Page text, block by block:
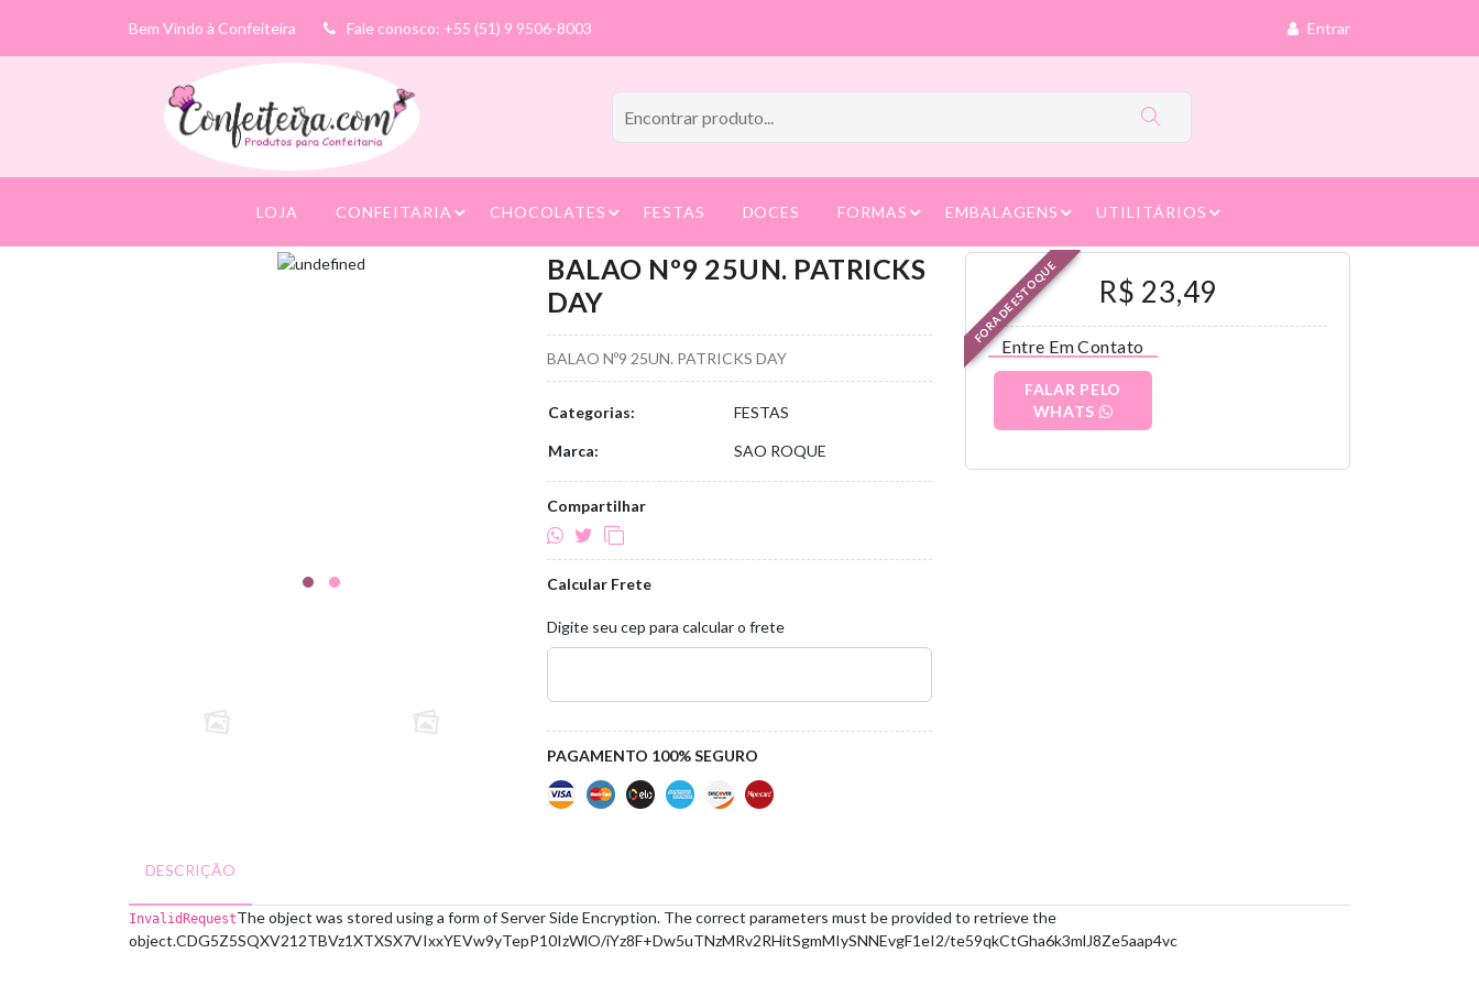
Bem Vindo à Confeiteira Fale conosco: +55 (51) 9 9506-8003 Entrar
LOJA CONFEITARIA CHOCOLATES FESTAS DOCES FORMAS EMBALAGENS UTILITÁRIOS
BALAO Nº9 25UN. PATRICKS
DAY
BALAO Nº9 25UN. PATRICKS DAY
Categorias: FESTAS
Marca: SAO ROQUE
Compartilhar
Calcular Frete
Digite seu cep para calcular o frete
PAGAMENTO 100% SEGURO
FORA DE ESTOQUE R$ 23,49
Entre Em Contato
FALAR PELO
WHATS
DESCRIÇÃO
InvalidRequestThe object was stored using a form of Server Side Encryption. The correct parameters must be provided to retrieve the
object.CDG5Z5SQXV212TBVz1XTXSX7VIxxYEVw9yTepP10IzWlO/iYz8F+Dw5uTNzMRv2RHitSgmMIySNNEvgF1eI2/te59qkCtGha6k3mlJ8Ze5aap4vc